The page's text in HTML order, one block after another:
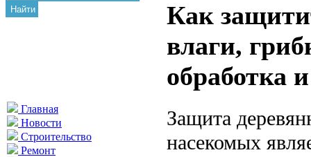
Найти
Главная
Новости
Строительство
Ремонт
Как
влаги,
обработка
Защита
насекомых